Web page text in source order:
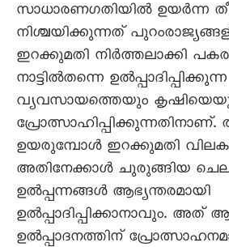
സാധാരണഗതിയിൽ ഉയർന്ന
നിശ്ചയിക്കുന്നത്
ഇറക്കുമതി നിർത്തലാക്കി
നാട്ടിൽതന്നെ
വ്യവസായത്തെയും
പ്രോത്സാഹിപ്പിക്കുന്നതിനാണ്.
ഉയരുമ്പോൾ ഇറക്കുമതി
അതിനേക്കാൾ ചുരുങ്ങിയ
ഉൽപ്പന്നങ്ങൾ ആഭ്യന്തരമായി
ഉൽപ്പാദിപ്പിക്കാനാവും. അത്
ഉൽപ്പാദനത്തിന്